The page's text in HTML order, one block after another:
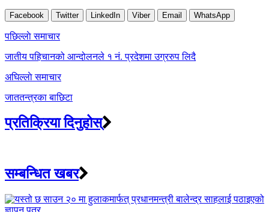
Facebook Twitter LinkedIn Viber Email WhatsApp
Post
navigation
पछिल्लाे समाचार
जातीय पहिचानको आन्दोलनले १ नं. प्रदेशमा उग्ररुप लिदै
अघिल्लाे समाचार
जाततन्त्रका बाछिटा
प्रतिक्रिया दिनुहोस्
सम्बन्धित खबर